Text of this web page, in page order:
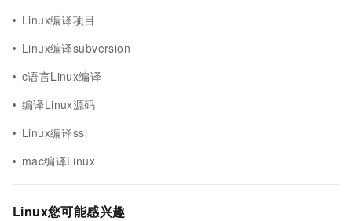
Linux编译项目
Linux编译subversion
c语言Linux编译
编译Linux源码
Linux编译ssl
mac编译Linux
Linux您可能感兴趣